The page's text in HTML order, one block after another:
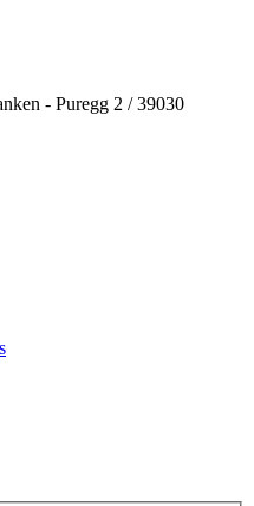
- Puregg 2 / 39030